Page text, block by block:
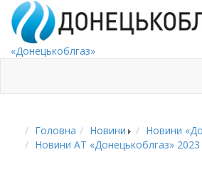
«Донецькоблгаз»
Головна Новини
Новини
Новини АТ «Донецькоблгаз» 2023